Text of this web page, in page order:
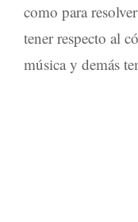
como para
tener respecto al
música y demás